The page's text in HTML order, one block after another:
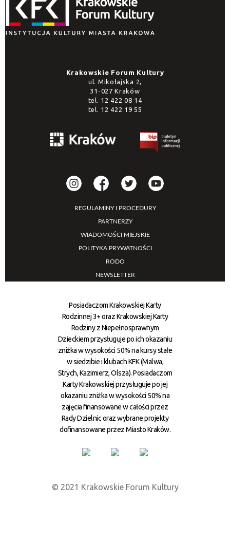
Krakowskie Forum Kultury
ul. Mikołajska 2,
31-027 Kraków
tel. 12 422 08 14
tel. 12 422 19 55
REGULAMINY I PROCEDURY
PARTNERZY
WIADOMOŚCI MIEJSKIE
POLITYKA PRYWATNOŚCI
RODO
NEWSLETTER
Posiadaczom Krakowskiej Karty
Rodzinnej 3+ oraz Krakowskiej Karty
Rodziny z Niepełnosprawnym
Dzieckiem przysługuje po ich okazaniu
zniżka w wysokości 50% na kursy stałe
w siedzibie i klubach KFK (Malwa,
Strych, Kazimierz, Olsza). Posiadaczom
Karty Krakowskiej przysługuje po jej
okazaniu zniżka w wysokości 50% na
zajęcia finansowane w całości przez
Rady Dzielnic oraz wybrane projekty
dofinansowane przez Miasto Kraków.
© 2021 Krakowskie Forum Kultury